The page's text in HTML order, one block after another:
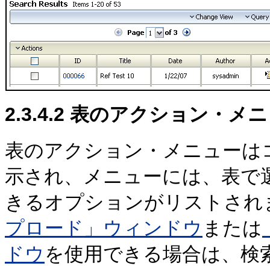
2.3.4.2 表のアクション・メ
表のアクション・メニュー
示され、メニューには、表
きるオプションがリストさ
プロード」ウィンドウ または
ドウ を使用できる場合は、